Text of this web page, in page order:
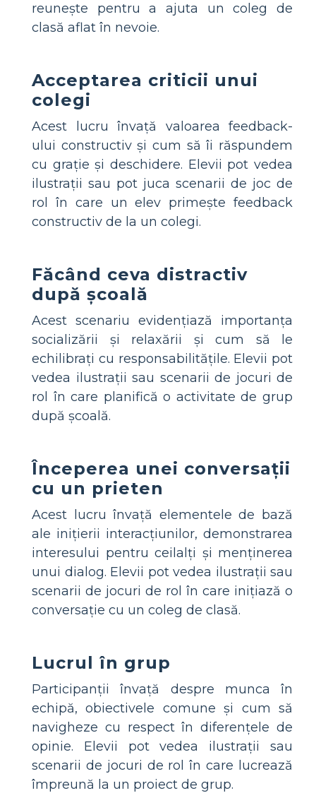
reunește pentru a ajuta un coleg de
clasă aflat în nevoie.
Acceptarea criticii unui
colegi
Acest lucru învață valoarea feedback-
ului constructiv și cum să îi răspundem
cu grație și deschidere. Elevii pot vedea
ilustrații sau pot juca scenarii de joc de
rol în care un elev primește feedback
constructiv de la un colegi.
Făcând ceva distractiv
după școală
Acest scenariu evidențiază importanța
socializării și relaxării și cum să le
echilibrați cu responsabilitățile. Elevii pot
vedea ilustrații sau scenarii de jocuri de
rol în care planifică o activitate de grup
după școală.
Începerea unei conversații
cu un prieten
Acest lucru învață elementele de bază
ale inițierii interacțiunilor, demonstrarea
interesului pentru ceilalți și menținerea
unui dialog. Elevii pot vedea ilustrații sau
scenarii de jocuri de rol în care inițiază o
conversație cu un coleg de clasă.
Lucrul în grup
Participanții învață despre munca în
echipă, obiectivele comune și cum să
navigheze cu respect în diferențele de
opinie. Elevii pot vedea ilustrații sau
scenarii de jocuri de rol în care lucrează
împreună la un proiect de grup.